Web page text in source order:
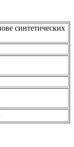
синтетических